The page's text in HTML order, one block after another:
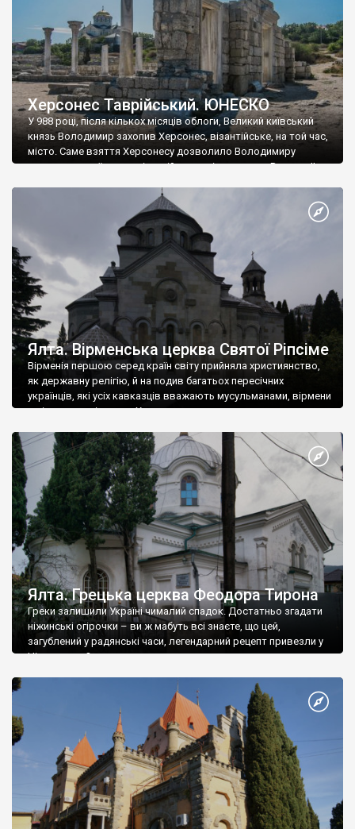
Херсонес Таврійський. ЮНЕСКО
У 988 році, після кількох місяців облоги, Великий київський
князь Володимир захопив Херсонес, візантійське, на той час,
місто. Саме взяття Херсонесу дозволило Володимиру
диктувати свої умови візантійському імператору Василю ІІ, та
Херсонесі Володимир-язичник, став Василем-християнином.
А потім було Хрещення Русі. На честь Херсонесу Таврійського
Ялта. Вірменська церква Святої Ріпсіме
Вірменія першою серед країн світу прийняла християнство,
як державну релігію, й на подив багатьох пересічних
українців, які усіх кавказців вважають мусульманами, вірмени
є відданими вірянами Христа
Ялта. Грецька церква Феодора Тирона
Греки залишили Україні чималий спадок. Достатньо згадати
ніжинські огірочки – ви ж мабуть всі знаєте, що цей,
загублений у радянські часи, легендарний рецепт привезли у
Ніжин греки?